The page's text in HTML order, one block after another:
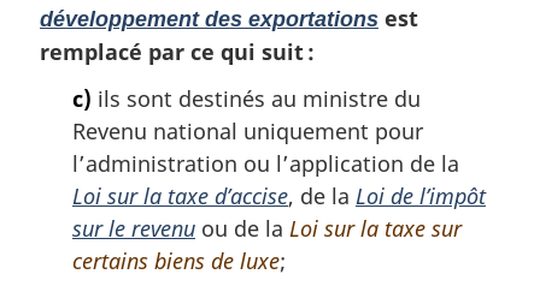
développement des exportations est
remplacé par ce qui suit :
c) ils sont destinés au ministre du
Revenu national uniquement pour
l’administration ou l’application de la
Loi sur la taxe d’accise, de la Loi de l’impôt
sur le revenu ou de la Loi sur la taxe sur
certains biens de luxe;